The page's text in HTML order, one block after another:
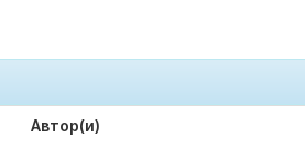
Автор(и)